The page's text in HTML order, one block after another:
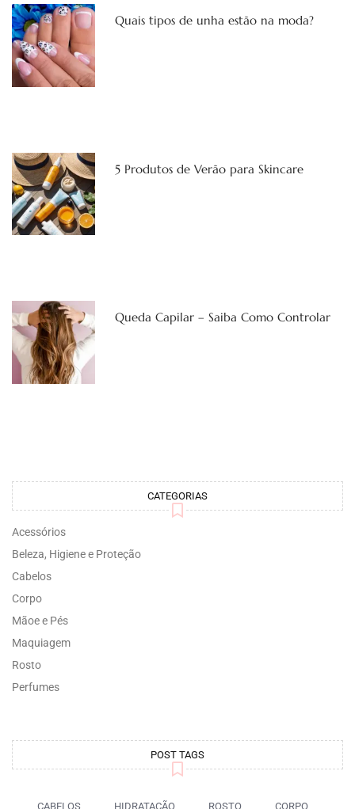
Quais tipos de unha estão na moda?
5 Produtos de Verão para Skincare
Queda Capilar – Saiba Como Controlar
CATEGORIAS
Acessórios
Beleza, Higiene e Proteção
Cabelos
Corpo
Mãoe e Pés
Maquiagem
Rosto
Perfumes
POST TAGS
CABELOS HIDRATAÇÃO ROSTO CORPO